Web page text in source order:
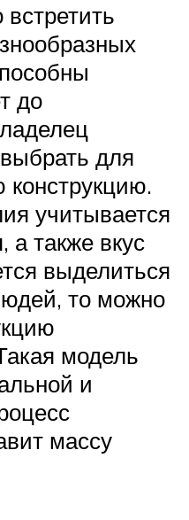
до
для
конструкцию.
учитывается
также вкус
выделиться
то можно
модель
и
массу